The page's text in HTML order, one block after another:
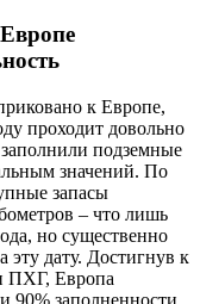
к Европе,
проходит довольно
подземные
значений. По
запасы
– что лишь
но существенно
дату. Достигнув к
ПХГ, Европа